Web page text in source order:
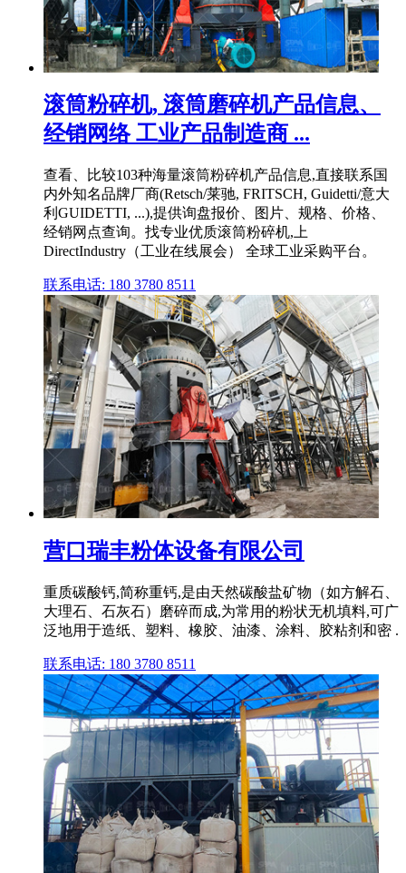
滚筒粉碎机, 滚筒磨碎机产品信息、
经销网络 工业产品制造商 ...
查看、比较103种海量滚筒粉碎机产品信息,直接联系国
内外知名品牌厂商(Retsch/莱驰, FRITSCH, Guidetti/意大
利GUIDETTI, ...),提供询盘报价、图片、规格、价格、
经销网点查询。找专业优质滚筒粉碎机,上
DirectIndustry（工业在线展会） 全球工业采购平台。
联系电话: 180 3780 8511
营口瑞丰粉体设备有限公司
重质碳酸钙,简称重钙,是由天然碳酸盐矿物（如方解石、
大理石、石灰石）磨碎而成,为常用的粉状无机填料,可广
泛地用于造纸、塑料、橡胶、油漆、涂料、胶粘剂和密 .
联系电话: 180 3780 8511